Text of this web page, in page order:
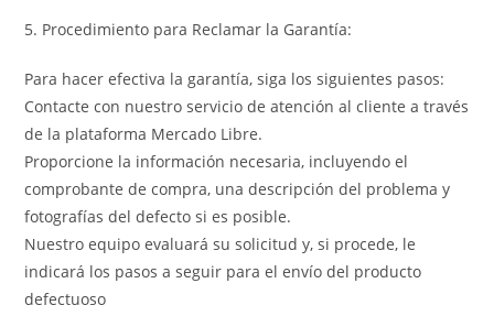
5. Procedimiento para Reclamar la Garantía:
Para hacer efectiva la garantía, siga los siguientes pasos:
Contacte con nuestro servicio de atención al cliente a través
de la plataforma Mercado Libre.
Proporcione la información necesaria, incluyendo el
comprobante de compra, una descripción del problema y
fotografías del defecto si es posible.
Nuestro equipo evaluará su solicitud y, si procede, le
indicará los pasos a seguir para el envío del producto
defectuoso